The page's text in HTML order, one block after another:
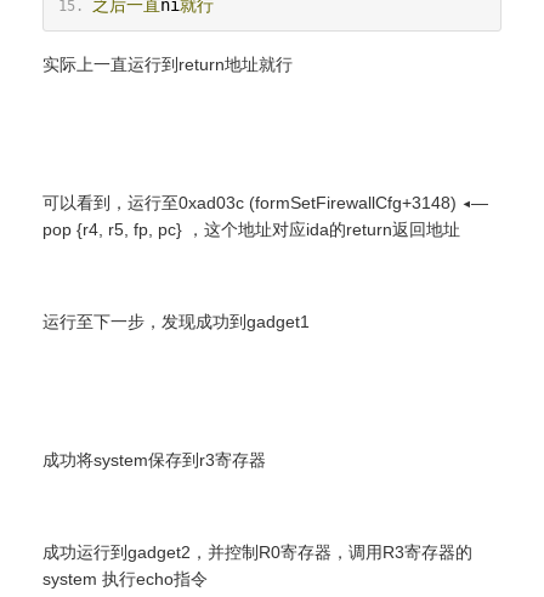
之后一直ni就行
实际上一直运行到return地址就行
可以看到，运行至0xad03c (formSetFirewallCfg+3148) ◂—
pop {r4, r5, fp, pc} ，这个地址对应ida的return返回地址
运行至下一步，发现成功到gadget1
成功将system保存到r3寄存器
成功运行到gadget2，并控制R0寄存器，调用R3寄存器的
system 执行echo指令